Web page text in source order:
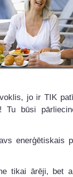
jo ir TIK
Tu būsi
enerģētiskais
tikai ārēji, bet